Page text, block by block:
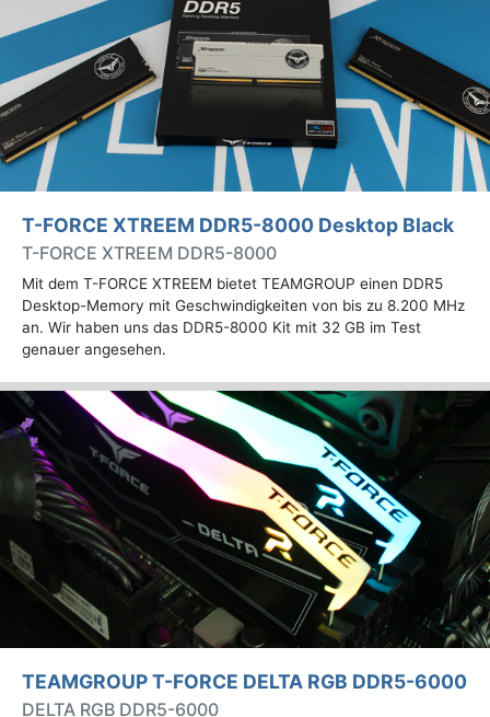
T-FORCE XTREEM DDR5-8000 Desktop Black
T-FORCE XTREEM DDR5-8000
Mit dem T-FORCE XTREEM bietet TEAMGROUP einen DDR5
Desktop-Memory mit Geschwindigkeiten von bis zu 8.200 MHz
an. Wir haben uns das DDR5-8000 Kit mit 32 GB im Test
genauer angesehen.
TEAMGROUP T-FORCE DELTA RGB DDR5-6000
DELTA RGB DDR5-6000